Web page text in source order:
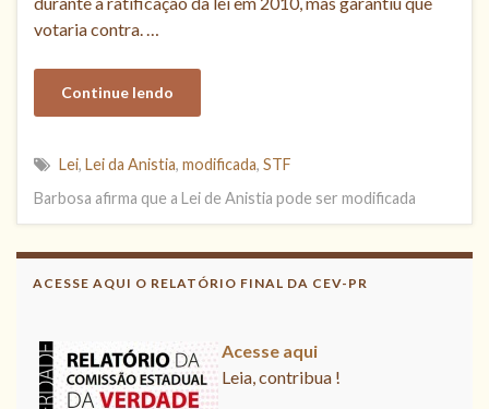
votaria contra. …
Continue lendo
Lei, Lei da Anistia, modificada, STF
Barbosa afirma que a Lei de Anistia pode ser modificada
ACESSE AQUI O RELATÓRIO FINAL DA CEV-PR
CNV
Leia, divulgue!
Leia, contribua !